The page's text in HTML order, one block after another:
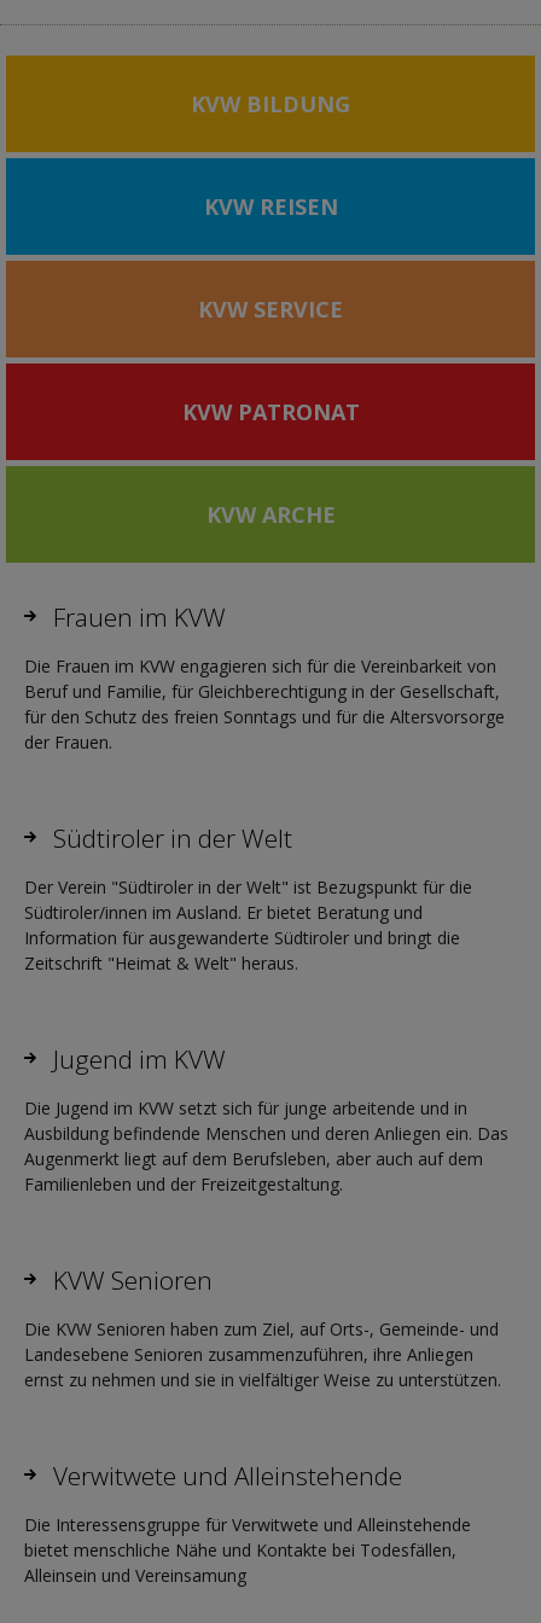
KVW BILDUNG
KVW REISEN
KVW SERVICE
KVW PATRONAT
KVW ARCHE
Frauen im KVW
Die Frauen im KVW engagieren sich für die Vereinbarkeit von
Beruf und Familie, für Gleichberechtigung in der Gesellschaft,
für den Schutz des freien Sonntags und für die Altersvorsorge
der Frauen.
Südtiroler in der Welt
Der Verein "Südtiroler in der Welt" ist Bezugspunkt für die
Südtiroler/innen im Ausland. Er bietet Beratung und
Information für ausgewanderte Südtiroler und bringt die
Zeitschrift "Heimat & Welt" heraus.
Jugend im KVW
Die Jugend im KVW setzt sich für junge arbeitende und in
Ausbildung befindende Menschen und deren Anliegen ein. Das
Augenmerkt liegt auf dem Berufsleben, aber auch auf dem
Familienleben und der Freizeitgestaltung.
KVW Senioren
Die KVW Senioren haben zum Ziel, auf Orts-, Gemeinde- und
Landesebene Senioren zusammenzuführen, ihre Anliegen
ernst zu nehmen und sie in vielfältiger Weise zu unterstützen.
Verwitwete und Alleinstehende
Die Interessensgruppe für Verwitwete und Alleinstehende
bietet menschliche Nähe und Kontakte bei Todesfällen,
Alleinsein und Vereinsamung